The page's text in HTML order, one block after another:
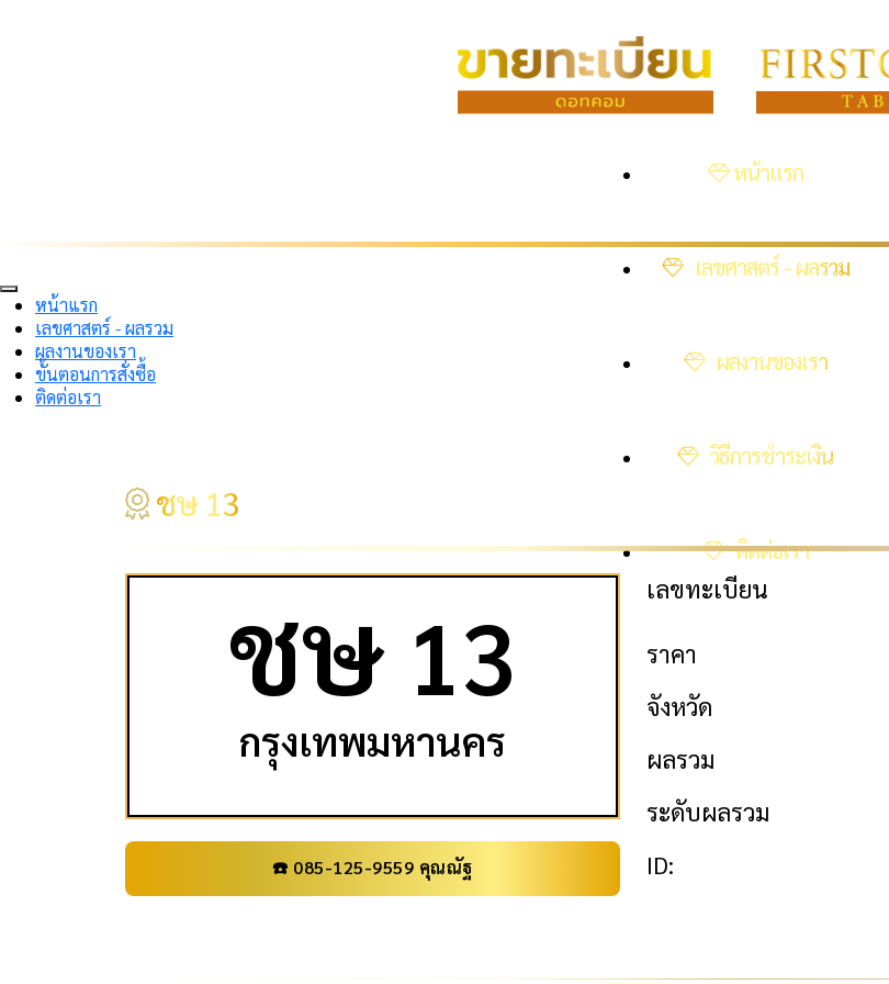
หน้าแรก
เลขศาสตร์ - ผลรวม
ผลงานของเรา
วิธีการชำระเงิน
ติดต่อเรา
หน้าแรก
เลขศาสตร์ - ผลรวม
ผลงานของเรา
ขั้นตอนการสั่งซื้อ
ติดต่อเรา
ชษ 13
ชษ 13
กรุงเทพมหานคร
☎️ 085-125-9559 คุณณัฐ
เลขทะเบียน
ราคา
จังหวัด
ผลรวม
ระดับผลรวม
ID: